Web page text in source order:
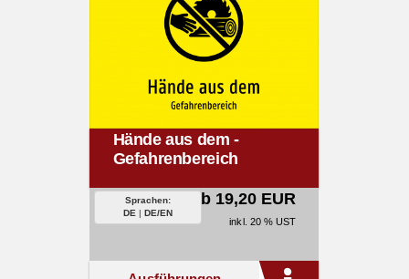
Hände aus dem -
Gefahrenbereich
Sprachen:
DE | DE/EN
ab 19,20 EUR
inkl. 20 % UST